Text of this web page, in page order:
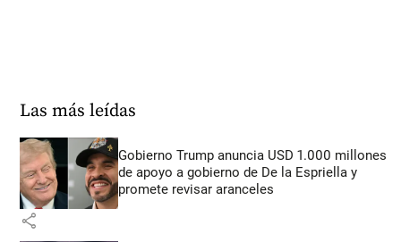
Las más leídas
Gobierno Trump anuncia USD 1.000 millones
de apoyo a gobierno de De la Espriella y
promete revisar aranceles
share